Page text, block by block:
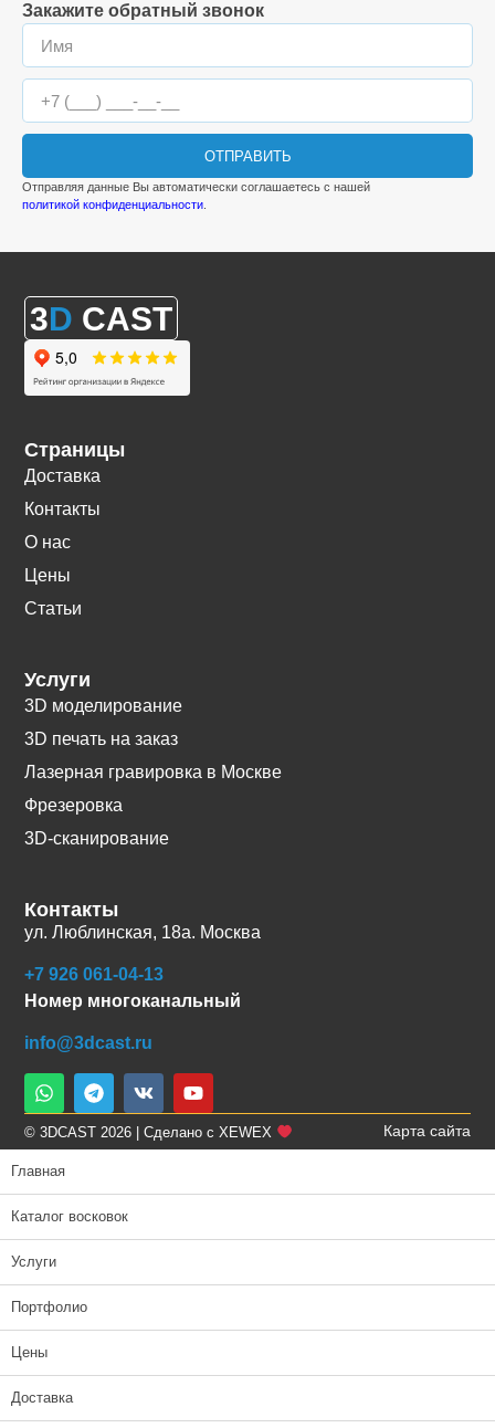
Закажите обратный звонок
ОТПРАВИТЬ
Отправляя данные Вы автоматически соглашаетесь с нашей
политикой конфиденциальности
3D CAST
Страницы
Доставка
Контакты
О нас
Цены
Статьи
Услуги
3D моделирование
3D печать на заказ
Лазерная гравировка в Москве
Фрезеровка
3D-сканирование
Контакты
ул. Люблинская, 18а. Москва
+7 926 061-04-13
Номер многоканальный
info@3dcast.ru
© 3DCAST 2026 | Сделано с XEWEX Карта сайта
Главная
Каталог восковок
Услуги
Портфолио
Цены
Доставка